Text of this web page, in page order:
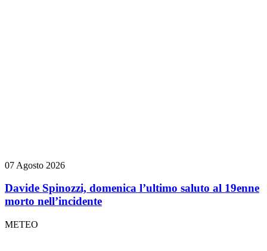
07 Agosto 2026
Davide Spinozzi, domenica l’ultimo saluto al 19enne
morto nell’incidente
METEO